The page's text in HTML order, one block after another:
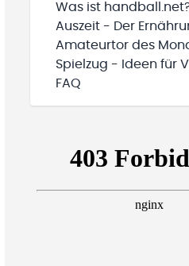
Was ist
Auszeit - Der
Amateurtor des
Spielzug - Ideen für
FAQ